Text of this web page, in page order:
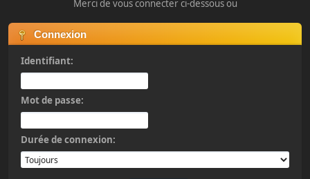
Merci de vous connecter ci-dessous ou
Connexion
Identifiant:
Mot de passe:
Durée de connexion: